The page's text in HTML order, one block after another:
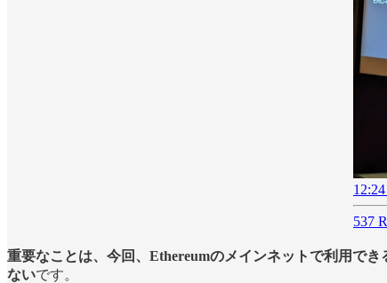
537
重要なことは、今回、Ethereumのメインネットで利用で
ないです。